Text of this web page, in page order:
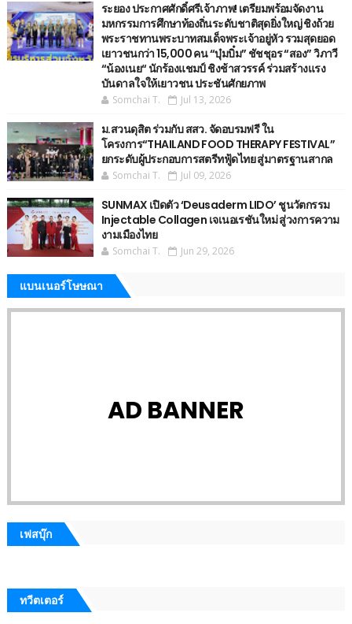
ระยอง ประกาศศักดิ์ศรีเจ้าภาพ! เตรียมพร้อมจัดงาน
มหกรรมการศึกษาท้องถิ่นระดับชาติสุดยิ่งใหญ่ ชิงถ้วย
พระราชทานพระบาทสมเด็จพระเจ้าอยู่หัว รวมสุดยอด
เยาวชนกว่า 15,000 คน “บุ๋มบิ๋ม” ชัชชุอร “สอง” วิภาวี
“น้องเนย“ นักร้องแชมป์ ชิงช้าสวรรค์ ร่วมสร้างแรง
บันดาลใจให้เยาวชน ประชันศักยภาพ
Somchai T. Jul 13, 2026
ม.สวนดุสิต ร่วมกับ สสว. จัดอบรมฟรี ใน
โครงการ“THAILAND FOOD THERAPY FESTIVAL”
ยกระดับผู้ประกอบการสตรีทฟู้ดไทย สู่มาตรฐานสากล
Somchai T. Jul 09, 2026
SUNMAX เปิดตัว ‘Deusaderm LIDO’ ชูนวัตกรรม
Injectable Collagen เจเนอเรชันใหม่ สู่วงการความ
งามเมืองไทย
Somchai T. Jun 29, 2026
แบนเนอร์โษษณา
AD BANNER
เฟสบุ๊ก
ทวีตเตอร์